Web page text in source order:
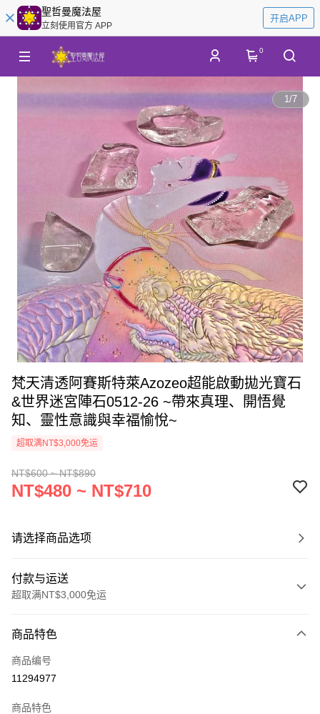
聖哲曼魔法屋
立刻使用官方 APP
开启APP
0
1/7
梵天清透阿賽斯特萊Azozeo超能啟動拋光寶石
&世界迷宮陣石0512-26 ~帶來真理、開悟覺
知、靈性意識與幸福愉悅~
超取满NT$3,000免运
NT$600 ~ NT$890
NT$480 ~ NT$710
请选择商品选项
付款与运送
超取满NT$3,000免运
信用卡一次付款
超商取货付款
商品特色
商品编号
11294977
商品特色